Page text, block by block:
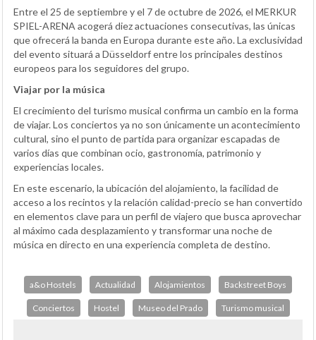
Entre el 25 de septiembre y el 7 de octubre de 2026, el MERKUR
SPIEL-ARENA acogerá diez actuaciones consecutivas, las únicas
que ofrecerá la banda en Europa durante este año. La exclusividad
del evento situará a Düsseldorf entre los principales destinos
europeos para los seguidores del grupo.
Viajar por la música
El crecimiento del turismo musical confirma un cambio en la forma
de viajar. Los conciertos ya no son únicamente un acontecimiento
cultural, sino el punto de partida para organizar escapadas de
varios días que combinan ocio, gastronomía, patrimonio y
experiencias locales.
En este escenario, la ubicación del alojamiento, la facilidad de
acceso a los recintos y la relación calidad-precio se han convertido
en elementos clave para un perfil de viajero que busca aprovechar
al máximo cada desplazamiento y transformar una noche de
música en directo en una experiencia completa de destino.
a&o Hostels Actualidad Alojamientos Backstreet Boys
Conciertos Hostel Museo del Prado Turismo musical